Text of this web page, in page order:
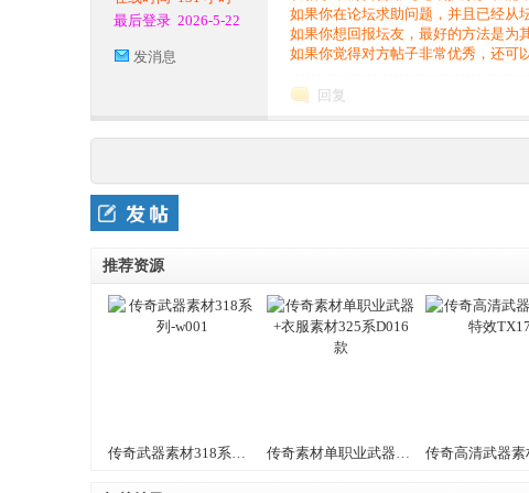
服
务
端,
最后登录 2026-5-22
发消息
如果你在论坛求助问题，并且已经从
如果你想回报坛友，最好的方法是为
如果你觉得对方帖子非常优秀，还可
回复
推荐资源
传奇武器素材318系列-w001 传奇素材单职业武器+衣服素材325系D016款